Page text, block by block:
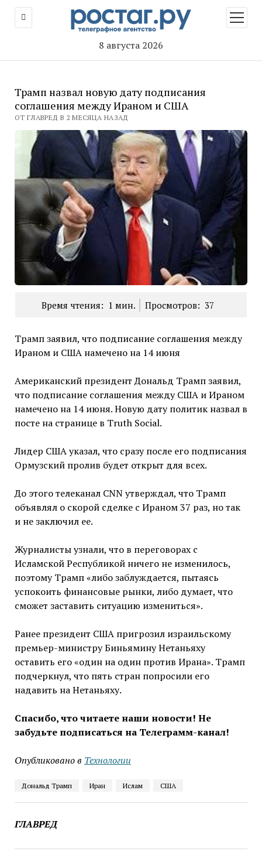
8 августа 2026
меню
Трамп назвал новую дату подписания
соглашения между Ираном и США
ОТ ГЛАВРЕД В 2 МЕСЯЦА НАЗАД
Время чтения: 1 мин. Просмотров: 37
Трамп заявил, что подписание соглашения между
Ираном и США намечено на 14 июня
Американский президент Дональд Трамп заявил,
что подписание соглашения между США и Ираном
намечено на 14 июня. Новую дату политик назвал в
посте на странице в Truth Social.
Лидер США указал, что сразу после его подписания
Ормузский пролив будет открыт для всех.
До этого телеканал CNN утверждал, что Трамп
объявлял о скорой сделке с Ираном 37 раз, но так
и не заключил ее.
Журналисты узнали, что в переговорах с
Исламской Республикой ничего не изменилось,
поэтому Трамп «либо заблуждается, пытаясь
успокоить финансовые рынки, либо думает, что
сможет заставить ситуацию измениться».
Ранее президент США пригрозил израильскому
премьер-министру Биньямину Нетаньяху
оставить его «один на один против Ирана». Трамп
подчеркнул, что пять стран попросили его
надавить на Нетаньяху.
Спасибо, что читаете наши новости! Не
забудьте подписаться на Телеграмм-канал!
Опубликовано в Технологии
Дональд Трамп Иран Ислам США
ГЛАВРЕД